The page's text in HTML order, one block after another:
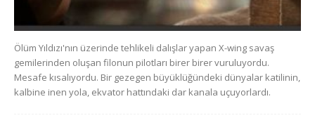
Ölüm Yıldızı'nın üzerinde tehlikeli dalışlar yapan X-wing savaş
gemilerinden oluşan filonun pilotları birer birer vuruluyordu.
Mesafe kısalıyordu. Bir gezegen büyüklüğündeki dünyalar katilinin,
kalbine inen yola, ekvator hattındaki dar kanala uçuyorlardı.